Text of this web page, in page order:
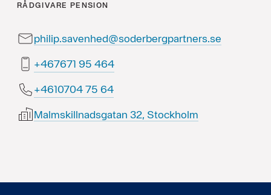
RÅDGIVARE PENSION
philip.savenhed@soderbergpartners.se
464 59 176764+
46 57 4070164+
Malmskillnadsgatan 32, Stockholm